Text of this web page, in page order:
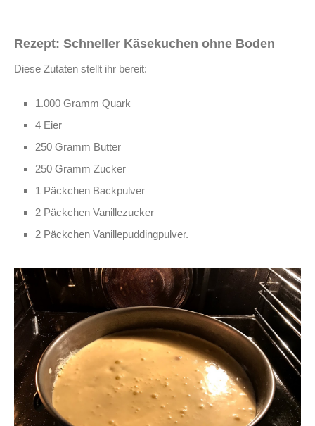
Rezept: Schneller Käsekuchen ohne Boden
Diese Zutaten stellt ihr bereit:
1.000 Gramm Quark
4 Eier
250 Gramm Butter
250 Gramm Zucker
1 Päckchen Backpulver
2 Päckchen Vanillezucker
2 Päckchen Vanillepuddingpulver.